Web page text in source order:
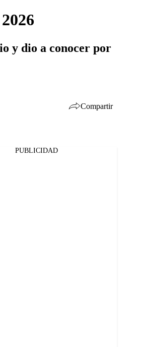
y dio a conocer por
Compartir
PUBLICIDAD